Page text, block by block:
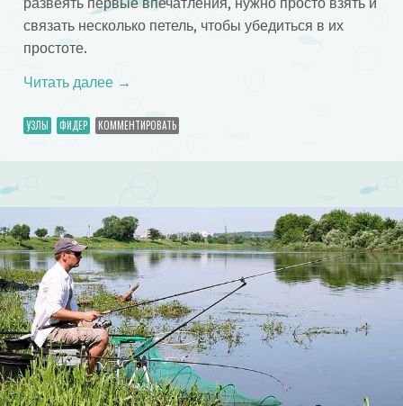
развеять первые впечатления, нужно просто взять и
связать несколько петель, чтобы убедиться в их
простоте.
Читать далее →
УЗЛЫ ФИДЕР КОММЕНТИРОВАТЬ